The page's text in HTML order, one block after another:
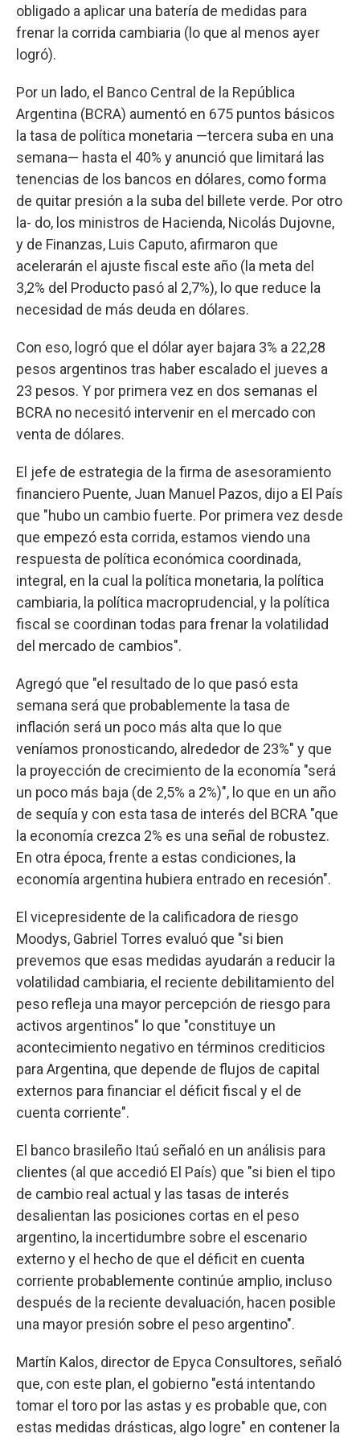
obligado a aplicar una batería de medidas para
frenar la corrida cambiaria (lo que al menos ayer
logró).
Por un lado, el Banco Central de la República
Argentina (BCRA) aumentó en 675 puntos básicos
la tasa de política monetaria —tercera suba en una
semana— hasta el 40% y anunció que limitará las
tenencias de los bancos en dólares, como forma
de quitar presión a la suba del billete verde. Por otro
la- do, los ministros de Hacienda, Nicolás Dujovne,
y de Finanzas, Luis Caputo, afirmaron que
acelerarán el ajuste fiscal este año (la meta del
3,2% del Producto pasó al 2,7%), lo que reduce la
necesidad de más deuda en dólares.
Con eso, logró que el dólar ayer bajara 3% a 22,28
pesos argentinos tras haber escalado el jueves a
23 pesos. Y por primera vez en dos semanas el
BCRA no necesitó intervenir en el mercado con
venta de dólares.
El jefe de estrategia de la firma de asesoramiento
financiero Puente, Juan Manuel Pazos, dijo a El País
que "hubo un cambio fuerte. Por primera vez desde
que empezó esta corrida, estamos viendo una
respuesta de política económica coordinada,
integral, en la cual la política monetaria, la política
cambiaria, la política macroprudencial, y la política
fiscal se coordinan todas para frenar la volatilidad
del mercado de cambios".
Agregó que "el resultado de lo que pasó esta
semana será que probablemente la tasa de
inflación será un poco más alta que lo que
veníamos pronosticando, alrededor de 23%" y que
la proyección de crecimiento de la economía "será
un poco más baja (de 2,5% a 2%)", lo que en un año
de sequía y con esta tasa de interés del BCRA "que
la economía crezca 2% es una señal de robustez.
En otra época, frente a estas condiciones, la
economía argentina hubiera entrado en recesión".
El vicepresidente de la calificadora de riesgo
Moodys, Gabriel Torres evaluó que "si bien
prevemos que esas medidas ayudarán a reducir la
volatilidad cambiaria, el reciente debilitamiento del
peso refleja una mayor percepción de riesgo para
activos argentinos" lo que "constituye un
acontecimiento negativo en términos crediticios
para Argentina, que depende de flujos de capital
externos para financiar el déficit fiscal y el de
cuenta corriente".
El banco brasileño Itaú señaló en un análisis para
clientes (al que accedió El País) que "si bien el tipo
de cambio real actual y las tasas de interés
desalientan las posiciones cortas en el peso
argentino, la incertidumbre sobre el escenario
externo y el hecho de que el déficit en cuenta
corriente probablemente continúe amplio, incluso
después de la reciente devaluación, hacen posible
una mayor presión sobre el peso argentino".
Martín Kalos, director de Epyca Consultores, señaló
que, con este plan, el gobierno "está intentando
tomar el toro por las astas y es probable que, con
estas medidas drásticas, algo logre" en contener la